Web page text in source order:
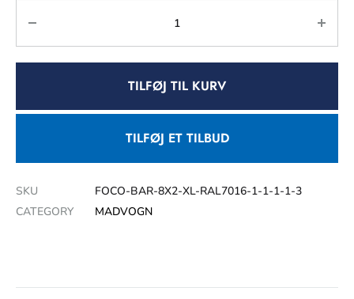
TILFØJ TIL KURV
TILFØJ ET TILBUD
SKU
FOCO-BAR-8X2-XL-RAL7016-1-1-1-1-3
CATEGORY
MADVOGN